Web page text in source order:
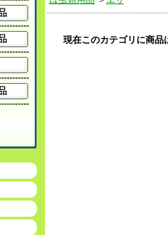
現在このカテゴリに商品